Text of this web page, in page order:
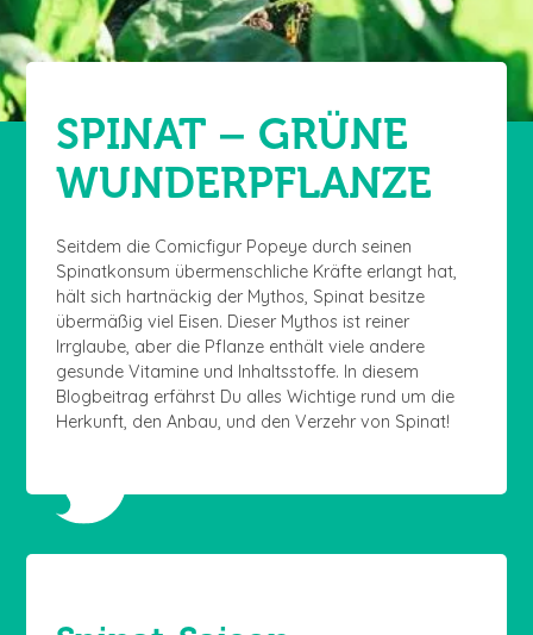
SPINAT – GRÜNE
WUNDERPFLANZE
Seitdem die Comicfigur Popeye durch seinen
Spinatkonsum übermenschliche Kräfte erlangt hat,
hält sich hartnäckig der Mythos, Spinat besitze
übermäßig viel Eisen. Dieser Mythos ist reiner
Irrglaube, aber die Pflanze enthält viele andere
gesunde Vitamine und Inhaltsstoffe. In diesem
Blogbeitrag erfährst Du alles Wichtige rund um die
Herkunft, den Anbau, und den Verzehr von Spinat!